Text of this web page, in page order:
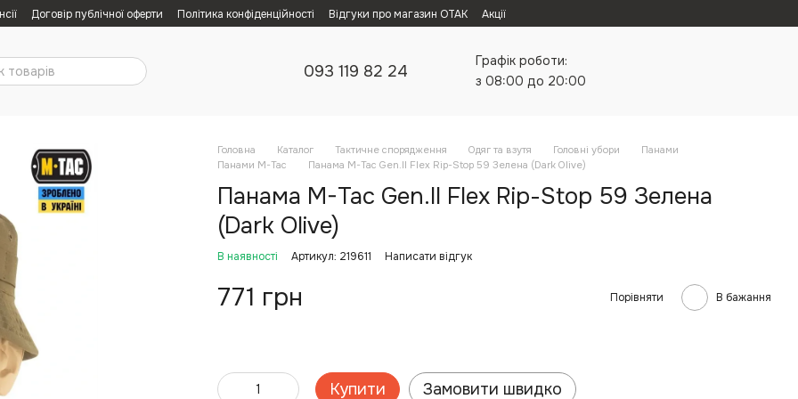
Договір публічної оферти Політика конфіденційності Відгуки про магазин ОТАК Акції
093 119 82 24
Графік роботи:
з 08:00 до 20:00
Головна Каталог Тактичне спорядження Одяг та взутя Головні убори
Панами
Панами M-Tac
Панама M-Tac Gen.II Flex Rip-Stop 59 Зелена (Dark Olive)
Панама M-Tac Gen.II Flex Rip-Stop 59 Зелена
(Dark Olive)
В наявності Артикул: 219611 Написати відгук
771 грн Порівняти В бажання
Купити Замовити швидко